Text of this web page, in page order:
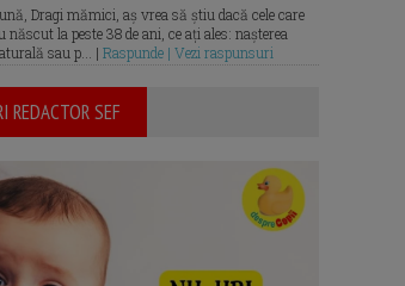
Dragi mămici, aș vrea să știu dacă cele care
născut la peste 38 de ani, ce ați ales: nașterea
sau p... | Raspunde | Vezi raspunsuri
REDACTOR SEF